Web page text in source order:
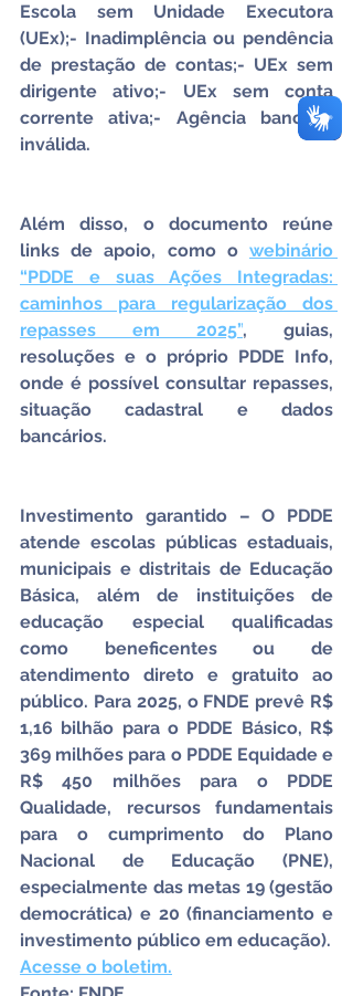
Escola sem Unidade Executora
(UEx);- Inadimplência ou pendência
de prestação de contas;- UEx sem
dirigente ativo;- UEx sem conta
corrente ativa;- Agência bancária
inválida.
Além disso, o documento reúne
links de apoio, como o webinário
“PDDE e suas Ações Integradas:
caminhos para regularização dos
repasses em 2025”, guias,
resoluções e o próprio PDDE Info,
onde é possível consultar repasses,
situação cadastral e dados
bancários.
Investimento garantido – O PDDE
atende escolas públicas estaduais,
municipais e distritais de Educação
Básica, além de instituições de
educação especial qualificadas
como beneficentes ou de
atendimento direto e gratuito ao
público. Para 2025, o FNDE prevê R$
1,16 bilhão para o PDDE Básico, R$
369 milhões para o PDDE Equidade e
R$ 450 milhões para o PDDE
Qualidade, recursos fundamentais
para o cumprimento do Plano
Nacional de Educação (PNE),
especialmente das metas 19 (gestão
democrática) e 20 (financiamento e
investimento público em educação).
Acesse o boletim.